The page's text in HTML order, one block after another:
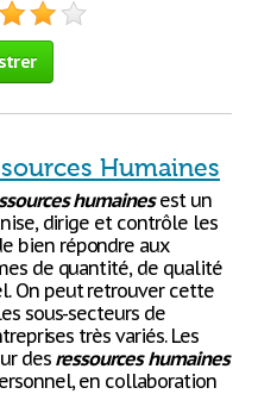
Humaines
humainesest un
dirige et contrôle les
bien répondre aux
de quantité, de qualité
On peut retrouver cette
sous-secteurs de
très variés. Les
des ressources humaines
en collaboration